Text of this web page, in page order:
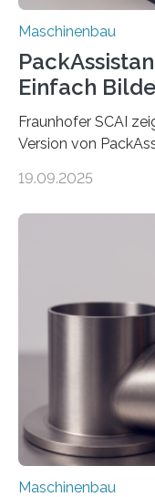
Maschinenbau
Einfach
Fraunhofer SCAI
Version von
Automobil,
Teile als eine
der Benutzer
über die
besser in
einzubinden. Sankt
vom 23. bis 25.
19.09.2025
Maschinenbau